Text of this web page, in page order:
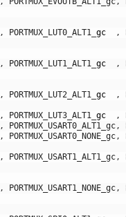
, PORTMUX_LUT0_ALT1 gc ,
, PORTMUX_LUT1_ALT1 gc ,
, PORTMUX_LUT2_ALT1 gc ,
, PORTMUX_LUT3_ALT1 gc ,
, PORTMUX_USART0_ALT1_gc,
, PORTMUX_USART0_NONE_gc,
, PORTMUX_USART1_ALT1_gc,
, PORTMUX_USART1_NONE_gc,